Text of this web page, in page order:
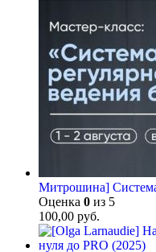
Митрошина] Система
Оценка 0 из 5
100,00 руб.